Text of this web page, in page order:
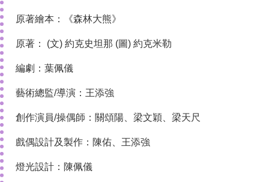
原著繪本：《森林大熊》
原著： (文) 約克史坦那 (圖) 約克米勒
編劇：葉佩儀
藝術總監/導演：王添強
創作演員/操偶師：關頌陽、梁文穎、梁天尺
戲偶設計及製作：陳佑、王添強
燈光設計：陳佩儀